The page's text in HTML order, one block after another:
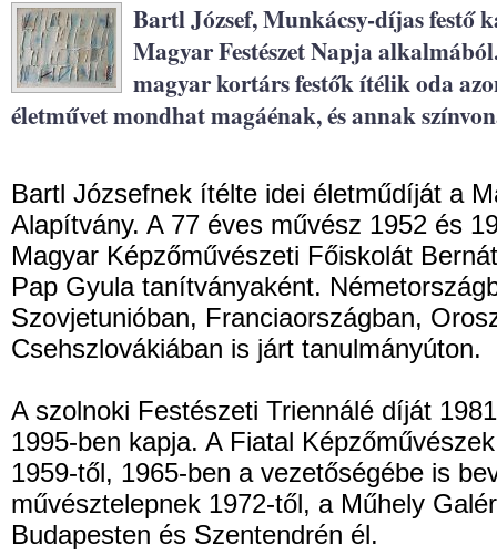
Bartl József, Munkácsy-díjas festő
Magyar Festészet Napja
magyar kortárs festők ítélik oda
életművet mondhat magáénak, és annak
Bartl Józsefnek ítélte idei életműdíját a
Alapítvány. A 77 éves művész 1952 és
Magyar Képzőművészeti Főiskolát
Pap Gyula tanítványaként.
Szovjetunióban, Franciaországban,
Csehszlovákiában is járt tanulmányúton.
A szolnoki Festészeti Triennálé díját
1995-ben kapja. A Fiatal
1959-től, 1965-ben a vezetőségébe is
művésztelepnek 1972-től, a Műhely
Budapesten és Szentendrén él.